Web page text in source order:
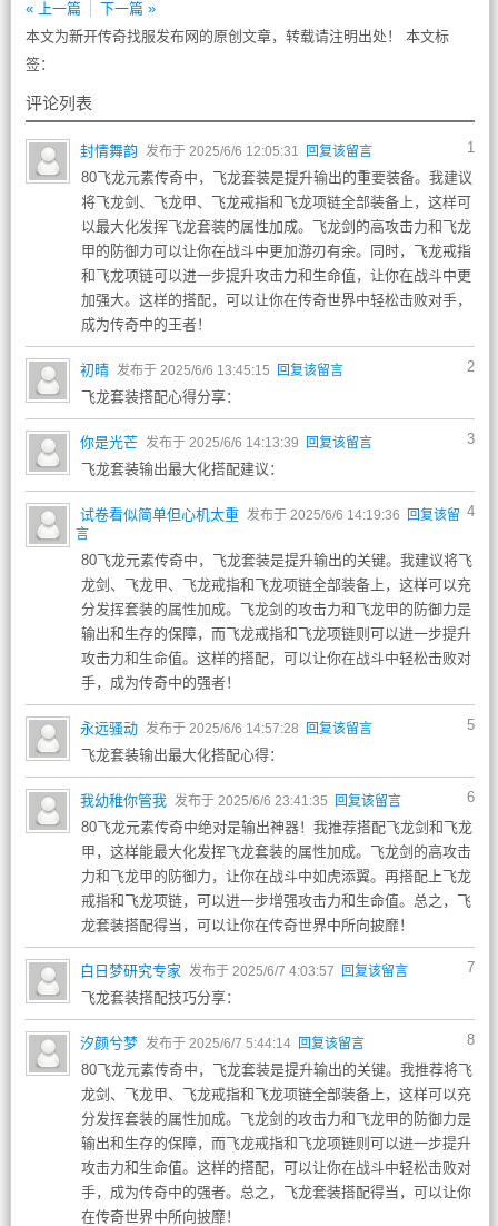
« 上一篇
下一篇 »
本文为新开传奇找服发布网的原创文章，转载请注明出处！ 本文标
签：
评论列表
1
封情舞韵 发布于 2025/6/6 12:05:31 回复该留言
80飞龙元素传奇中，飞龙套装是提升输出的重要装备。我建议
将飞龙剑、飞龙甲、飞龙戒指和飞龙项链全部装备上，这样可
以最大化发挥飞龙套装的属性加成。飞龙剑的高攻击力和飞龙
甲的防御力可以让你在战斗中更加游刃有余。同时，飞龙戒指
和飞龙项链可以进一步提升攻击力和生命值，让你在战斗中更
加强大。这样的搭配，可以让你在传奇世界中轻松击败对手，
成为传奇中的王者！
2
初晴 发布于 2025/6/6 13:45:15 回复该留言
飞龙套装搭配心得分享：
3
你是光芒 发布于 2025/6/6 14:13:39 回复该留言
飞龙套装输出最大化搭配建议：
4
试卷看似简单但心机太重 发布于 2025/6/6 14:19:36 回复该留
言
80飞龙元素传奇中，飞龙套装是提升输出的关键。我建议将飞
龙剑、飞龙甲、飞龙戒指和飞龙项链全部装备上，这样可以充
分发挥套装的属性加成。飞龙剑的攻击力和飞龙甲的防御力是
输出和生存的保障，而飞龙戒指和飞龙项链则可以进一步提升
攻击力和生命值。这样的搭配，可以让你在战斗中轻松击败对
手，成为传奇中的强者！
5
永远骚动 发布于 2025/6/6 14:57:28 回复该留言
飞龙套装输出最大化搭配心得：
6
我幼稚你管我 发布于 2025/6/6 23:41:35 回复该留言
80飞龙元素传奇中绝对是输出神器！我推荐搭配飞龙剑和飞龙
甲，这样能最大化发挥飞龙套装的属性加成。飞龙剑的高攻击
力和飞龙甲的防御力，让你在战斗中如虎添翼。再搭配上飞龙
戒指和飞龙项链，可以进一步增强攻击力和生命值。总之，飞
龙套装搭配得当，可以让你在传奇世界中所向披靡！
7
白日梦研究专家 发布于 2025/6/7 4:03:57 回复该留言
飞龙套装搭配技巧分享：
8
汐颜兮梦 发布于 2025/6/7 5:44:14 回复该留言
80飞龙元素传奇中，飞龙套装是提升输出的关键。我推荐将飞
龙剑、飞龙甲、飞龙戒指和飞龙项链全部装备上，这样可以充
分发挥套装的属性加成。飞龙剑的攻击力和飞龙甲的防御力是
输出和生存的保障，而飞龙戒指和飞龙项链则可以进一步提升
攻击力和生命值。这样的搭配，可以让你在战斗中轻松击败对
手，成为传奇中的强者。总之，飞龙套装搭配得当，可以让你
在传奇世界中所向披靡！